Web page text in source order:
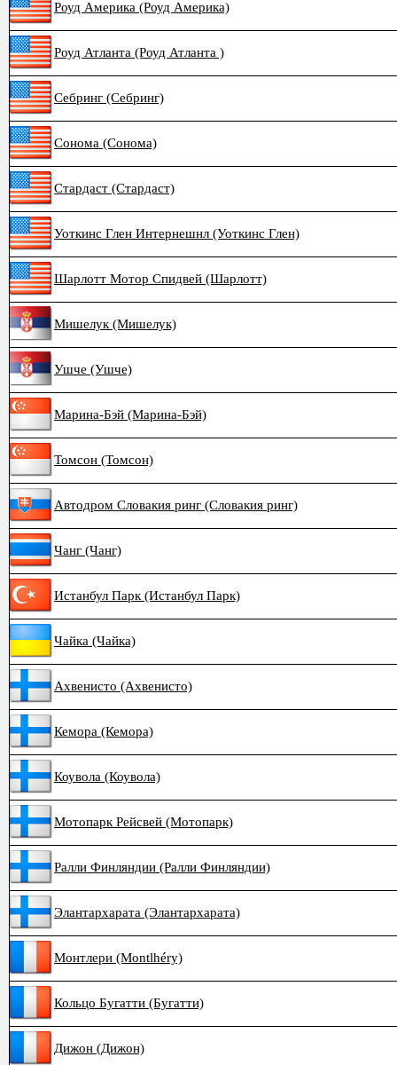
Роуд Америка (Роуд Америка)
Роуд Атланта (Роуд Атланта )
Себринг (Себринг)
Сонома (Сонома)
Стардаст (Стардаст)
Уоткинс Глен Интернешнл (Уоткинс Глен)
Шарлотт Мотор Спидвей (Шарлотт)
Мишелук (Мишелук)
Ушче (Ушче)
Марина-Бэй (Марина-Бэй)
Томсон (Томсон)
Автодром Словакия ринг (Словакия ринг)
Чанг (Чанг)
Истанбул Парк (Истанбул Парк)
Чайка (Чайка)
Ахвенисто (Ахвенисто)
Кемора (Кемора)
Коувола (Коувола)
Мотопарк Рейсвей (Мотопарк)
Ралли Финляндии (Ралли Финляндии)
Элантархарата (Элантархарата)
Монтлери (Montlhéry)
Кольцо Бугатти (Бугатти)
Дижон (Дижон)